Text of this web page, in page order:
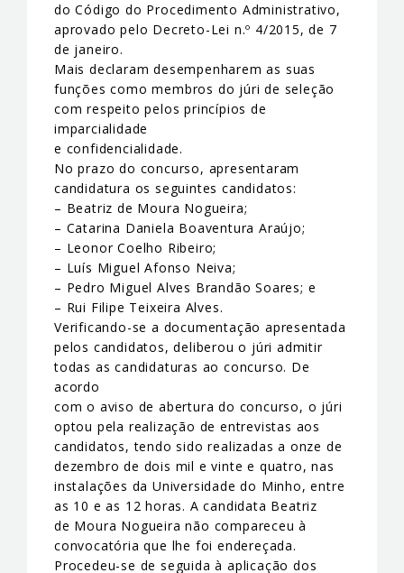
do Código do Procedimento Administrativo,
aprovado pelo Decreto-Lei n.º 4/2015, de 7
de janeiro.
Mais declaram desempenharem as suas
funções como membros do júri de seleção
com respeito pelos princípios de
imparcialidade
e confidencialidade.
No prazo do concurso, apresentaram
candidatura os seguintes candidatos:
– Beatriz de Moura Nogueira;
– Catarina Daniela Boaventura Araújo;
– Leonor Coelho Ribeiro;
– Luís Miguel Afonso Neiva;
– Pedro Miguel Alves Brandão Soares; e
– Rui Filipe Teixeira Alves.
Verificando-se a documentação apresentada
pelos candidatos, deliberou o júri admitir
todas as candidaturas ao concurso. De
acordo
com o aviso de abertura do concurso, o júri
optou pela realização de entrevistas aos
candidatos, tendo sido realizadas a onze de
dezembro de dois mil e vinte e quatro, nas
instalações da Universidade do Minho, entre
as 10 e as 12 horas. A candidata Beatriz
de Moura Nogueira não compareceu à
convocatória que lhe foi endereçada.
Procedeu-se de seguida à aplicação dos